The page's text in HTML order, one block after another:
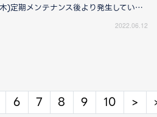
06月09日(木)定期メンテナンス後より発生している動作遅延につきまして（2022/06/16 14:00更新）
2022.06.12
6 7 8 9 10 >